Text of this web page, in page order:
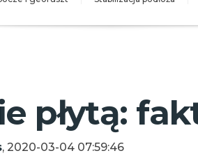
płytą:
, 2020-03-04 07:59:46